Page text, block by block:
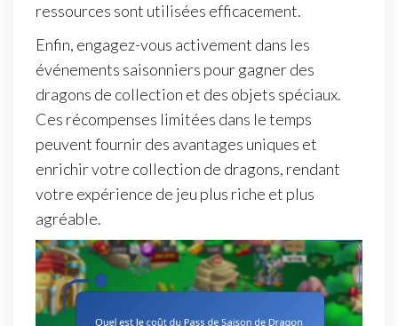
ressources sont utilisées efficacement.
Enfin, engagez-vous activement dans les
événements saisonniers pour gagner des
dragons de collection et des objets spéciaux.
Ces récompenses limitées dans le temps
peuvent fournir des avantages uniques et
enrichir votre collection de dragons, rendant
votre expérience de jeu plus riche et plus
agréable.